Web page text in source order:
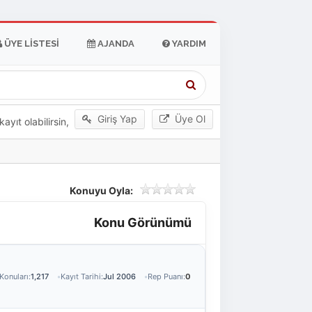
ÜYE LISTESI AJANDA YARDIM
Giriş Yap Üye Ol
olabilirsin,
Konuyu Oyla:
Konu Görünümü
Konuları:1,217 Kayıt Tarihi:Jul 2006 Rep Puanı:0